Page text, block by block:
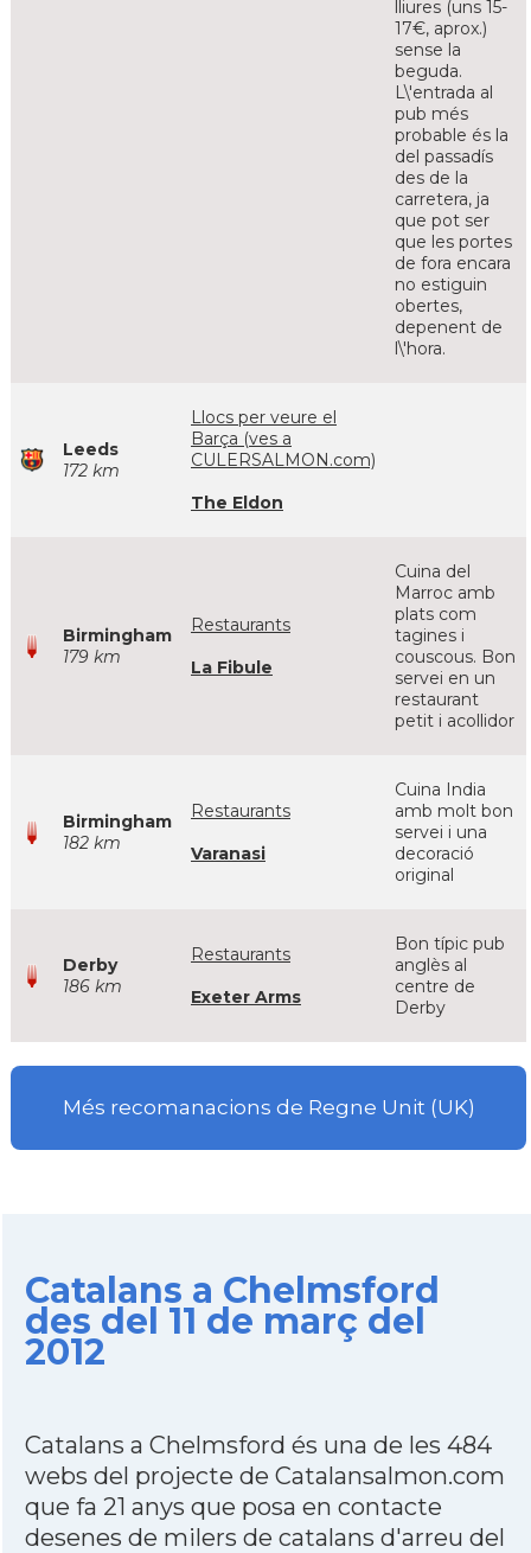
lliures (uns 15-
17€, aprox.)
sense la
beguda.
L\'entrada al
pub més
probable és la
del passadís
des de la
carretera, ja
que pot ser
que les portes
de fora encara
no estiguin
obertes,
depenent de
l\'hora.
Leeds
172 km
Llocs per veure el
Barça (ves a
CULERSALMON.com)
The Eldon
Birmingham
179 km
Restaurants
La Fibule
Cuina del
Marroc amb
plats com
tagines i
couscous. Bon
servei en un
restaurant
petit i acollidor
Birmingham
182 km
Restaurants
Varanasi
Cuina India
amb molt bon
servei i una
decoració
original
Derby
186 km
Restaurants
Exeter Arms
Bon típic pub
anglès al
centre de
Derby
Més recomanacions de Regne Unit (UK)
Catalans a Chelmsford
des del 11 de març del
2012
Catalans a Chelmsford és una de les 484
webs del projecte de Catalansalmon.com
que fa 21 anys que posa en contacte
desenes de milers de catalans d'arreu del